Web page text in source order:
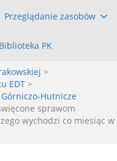
Przeglądanie zasobów
Biblioteka PK
>
EDT >
Hutnicze
sprawom
wychodzi co miesiąc w